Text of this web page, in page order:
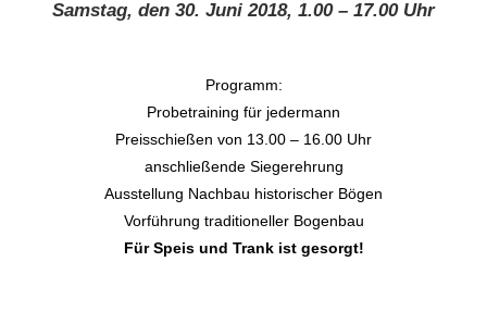
Samstag, den 30. Juni 2018, 1.00 – 17.00 Uhr
Programm:
Probetraining für jedermann
Preisschießen von 13.00 – 16.00 Uhr
anschließende Siegerehrung
Ausstellung Nachbau historischer Bögen
Vorführung traditioneller Bogenbau
Für Speis und Trank ist gesorgt!